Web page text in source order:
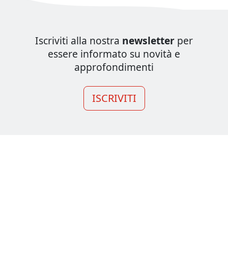
Iscriviti alla nostra newsletter per
essere informato su novità e
approfondimenti
ISCRIVITI